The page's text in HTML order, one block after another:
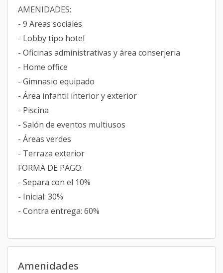
AMENIDADES:
- 9 Areas sociales
- Lobby tipo hotel
- Oficinas administrativas y área conserjeria
- Home office
- Gimnasio equipado
- Área infantil interior y exterior
- Piscina
- Salón de eventos multiusos
- Áreas verdes
- Terraza exterior
FORMA DE PAGO:
- Separa con el 10%
- Inicial: 30%
- Contra entrega: 60%
Amenidades